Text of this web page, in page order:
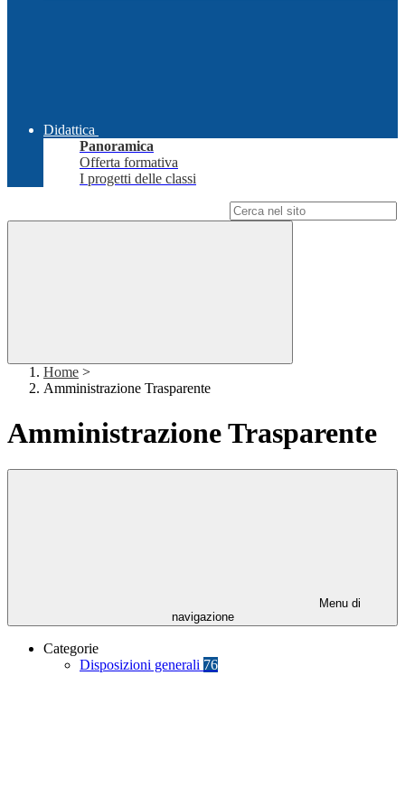
Didattica
Panoramica
Offerta formativa
I progetti delle classi
Home >
Amministrazione Trasparente
Amministrazione Trasparente
Menu di
navigazione
Categorie
Disposizioni generali 76